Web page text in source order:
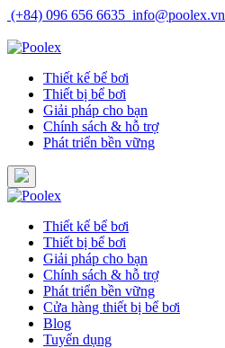
Skip
content
(+84) 096 656 6635 info@poolex.vn
Thiết kế bể bơi
Thiết bị bể bơi
Giải pháp cho bạn
Chính sách & hỗ trợ
Phát triển bền vững
Thiết kế bể bơi
Thiết bị bể bơi
Giải pháp cho bạn
Chính sách & hỗ trợ
Phát triển bền vững
Cửa hàng thiết bị bể bơi
Blog
Tuyển dụng